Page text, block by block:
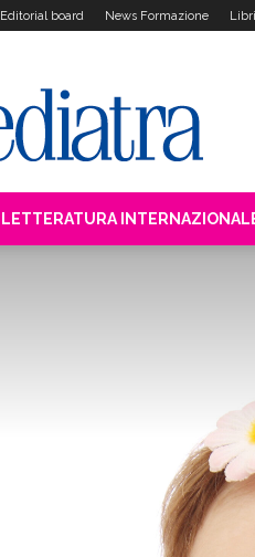
Editorial board News Formazione Libri
LETTERATURA